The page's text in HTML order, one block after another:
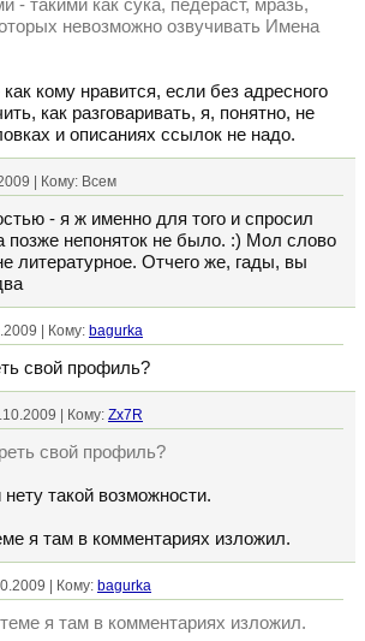
- такими как сука, педераст, мразь,
невозможно озвучивать Имена
кому нравится, если без адресного
как разговаривать, я, понятно, не
и описаниях ссылок не надо.
| Кому: Всем
- я ж именно для того и спросил
позже непоняток не было. :) Мол слово
литературное. Отчего же, гады, вы
| Кому: bagurka
свой профиль?
| Кому: Zx7R
свой профиль?
нету такой возможности.
я там в комментариях изложил.
| Кому: bagurka
я там в комментариях изложил.